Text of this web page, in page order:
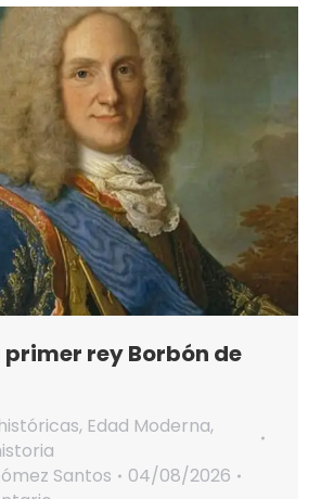
primer rey Borbón de
, Edad Moderna,
Santos
04/08/2026